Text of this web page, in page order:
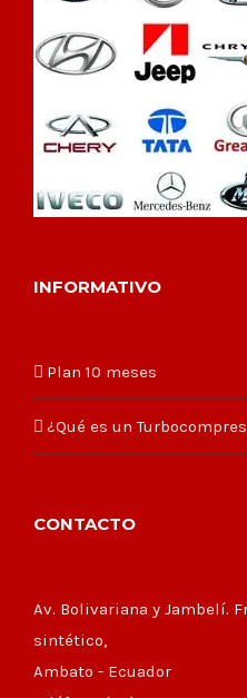
INFORMATIVO
Plan 10 meses
¿Qué es un
CONTACTO
Av. Bolivariana y Jambelí.
sintético,
Ambato - Ecuador